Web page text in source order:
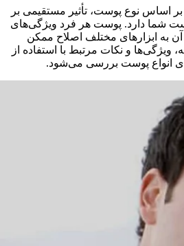
بر اساس نوع پوست، تأثیر مستقیمی بر
شما دارد. پوست هر فرد ویژگی‌های
به ابزارهای مختلف اصلاح ممکن
ویژگی‌ها و نکات مرتبط با استفاده از
انواع پوست بررسی می‌شود.